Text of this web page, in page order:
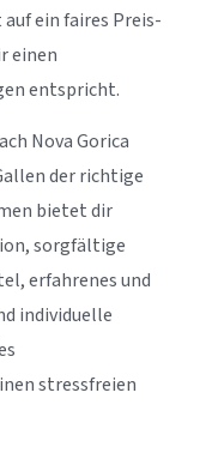
ein faires Preis-
einen
entspricht.
Nova Gorica
der richtige
bietet dir
sorgfältige
erfahrenes und
individuelle
stressfreien